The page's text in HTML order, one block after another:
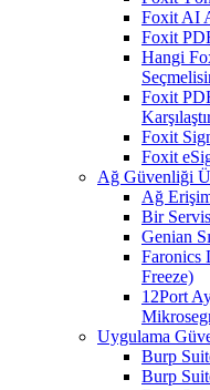
Foxit AI
Foxit
Hangi
Foxit
Foxit
Foxit
Ağ Güvenliği
Ağ
Bir
Genian
Faronics
Freeze)
12Port
Uygulama
Burp
Burp